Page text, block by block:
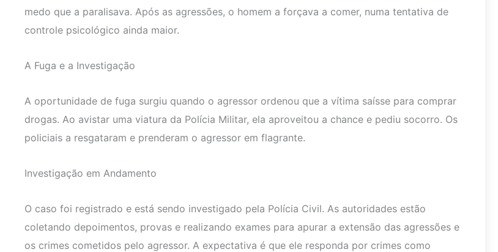
medo que a paralisava. Após as agressões, o homem a forçava a comer, numa tentativa de
controle psicológico ainda maior.
A Fuga e a Investigação
A oportunidade de fuga surgiu quando o agressor ordenou que a vítima saísse para comprar
drogas. Ao avistar uma viatura da Polícia Militar, ela aproveitou a chance e pediu socorro. Os
policiais a resgataram e prenderam o agressor em flagrante.
Investigação em Andamento
O caso foi registrado e está sendo investigado pela Polícia Civil. As autoridades estão
coletando depoimentos, provas e realizando exames para apurar a extensão das agressões e
os crimes cometidos pelo agressor. A expectativa é que ele responda por crimes como